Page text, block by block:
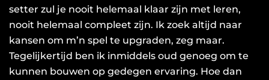
setter zul je nooit helemaal klaar zijn met leren,
nooit helemaal compleet zijn. Ik zoek altijd naar
kansen om m’n spel te upgraden, zeg maar.
Tegelijkertijd ben ik inmiddels oud genoeg om te
kunnen bouwen op gedegen ervaring. Hoe dan